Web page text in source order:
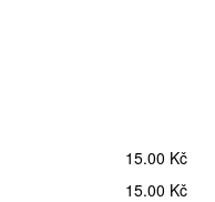
15.00 Kč
15.00 Kč